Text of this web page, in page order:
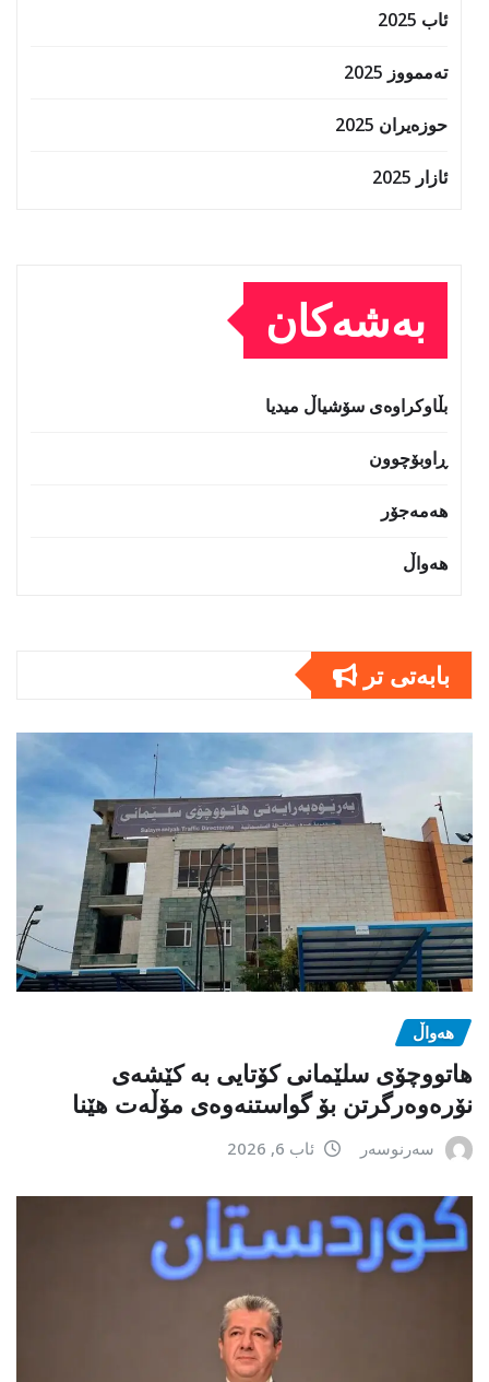
ئاب 2025
تەممووز 2025
حوزه‌یران 2025
ئازار 2025
بەشەکان
بڵاوکراوەی سۆشیاڵ میدیا
ڕاوبۆچوون
هەمەجۆر
هەواڵ
بابەتى تر
هەواڵ
هاتووچۆی سلێمانی کۆتایی بە کێشەی
نۆرەوەرگرتن بۆ گواستنەوەی مۆڵەت هێنا
سەرنوسەر ئاب 6, 2026